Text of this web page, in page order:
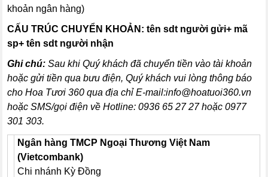
khoản ngân hàng)
CẤU TRÚC CHUYỂN KHOẢN:tên sdt người gửi+ mã
sp+ tên sdt người nhận
Ghi chú:Sau khi Quý khách đã chuyển tiền vào tài khoản
hoặc gửi tiền qua bưu điện, Quý khách vui lòng thông báo
cho Hoa Tươi 360 qua địa chỉ E-mail:info@hoatuoi360.vn
hoặc SMS/gọi điện về Hotline: 0936 65 27 27 hoặc 0977
301 303.
Ngân hàng TMCP Ngoại Thương Việt Nam
(Vietcombank)
Chi nhánh Kỳ Đồng